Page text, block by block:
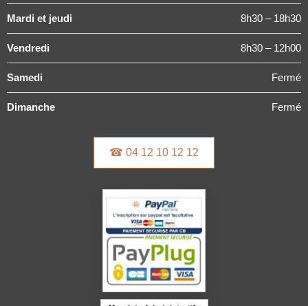
Mardi et jeudi 8h30 – 18h30
Vendredi 8h30 – 12h00
Samedi Fermé
Dimanche Fermé
☎ 04 12 10 12 12